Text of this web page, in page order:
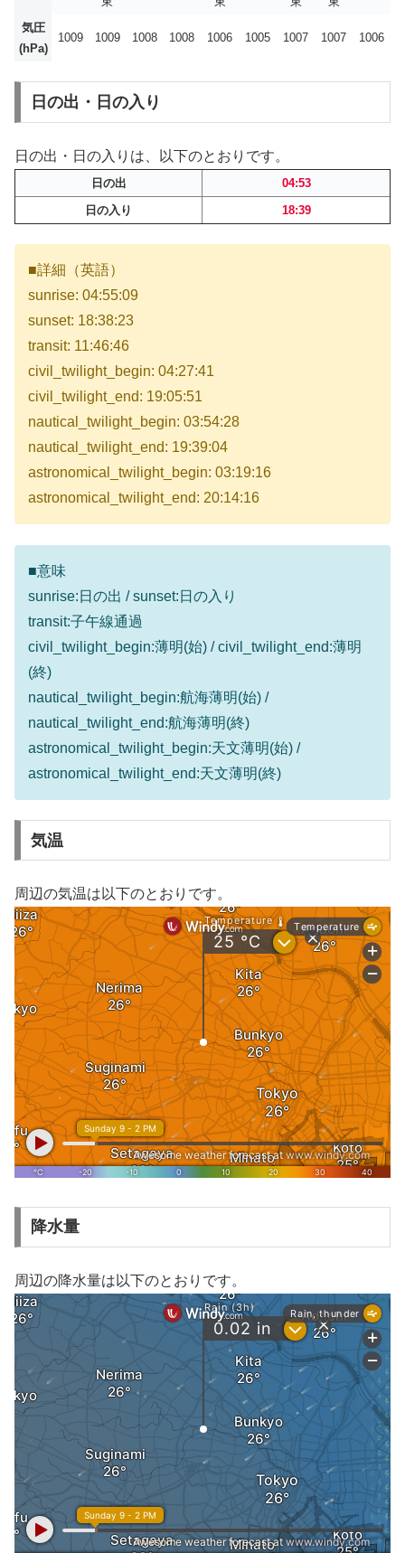
気圧
(hPa)
1009 1009 1008 1008 1006 1005 1007 1007 1006
日の出・日の入り
日の出・日の入りは、以下のとおりです。
日の出
04:53
日の入り
18:39
■詳細（英語）
sunrise: 04:55:09
sunset: 18:38:23
transit: 11:46:46
civil_twilight_begin: 04:27:41
civil_twilight_end: 19:05:51
nautical_twilight_begin: 03:54:28
nautical_twilight_end: 19:39:04
astronomical_twilight_begin: 03:19:16
astronomical_twilight_end: 20:14:16
■意味
sunrise:日の出 / sunset:日の入り
transit:子午線通過
civil_twilight_begin:薄明(始) / civil_twilight_end:薄明
(終)
nautical_twilight_begin:航海薄明(始) /
nautical_twilight_end:航海薄明(終)
astronomical_twilight_begin:天文薄明(始) /
astronomical_twilight_end:天文薄明(終)
気温
周辺の気温は以下のとおりです。
降水量
周辺の降水量は以下のとおりです。